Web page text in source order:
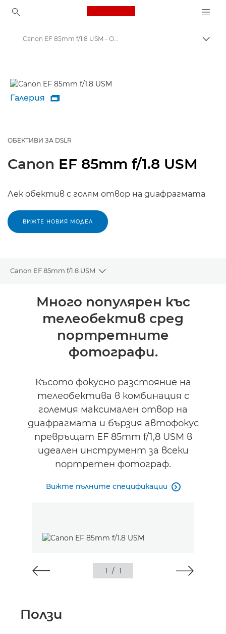
Canon Logo, back to
Canon EF 85mm f/1.8 USM - Обективи – обективи за фотоапарати
Галерия 
ОБЕКТИВИ ЗА DSLR
Canon EF 85mm f/1.8 USM
Лек обектив с голям отвор на диафрагмата
ВИЖТЕ НОВИЯ МОДЕЛ
Canon EF 85mm f/1.8 USM
Toggle breadcrumbs
Преглед
Спецификации
Много популярен къс
телеобектив сред
портретните
фотографи.
Късото фокусно разстояние на
телеобектива в комбинация с
големия максимален отвор на
диафрагмата и бързия автофокус
превръщат EF 85mm f/1,8 USM в
идеален инструмент за всеки
портретен фотограф.
Вижте пълните спецификации 
1 / 1
Ползи